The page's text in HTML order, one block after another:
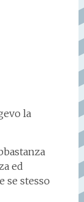
la
ed
se stesso